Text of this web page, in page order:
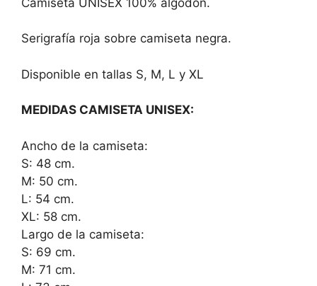
Serigrafía roja sobre camiseta negra.
Disponible en tallas S, M, L y XL
MEDIDAS CAMISETA UNISEX:
Ancho de la camiseta:
S: 48 cm.
M: 50 cm.
L: 54 cm.
XL: 58 cm.
Largo de la camiseta:
S: 69 cm.
M: 71 cm.